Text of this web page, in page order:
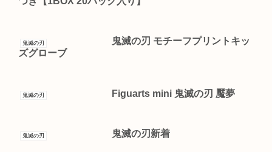
鬼滅の刃
鬼滅の刃 モチーフプリントキッ
ズグローブ
鬼滅の刃 Figuarts mini 鬼滅の刃 魘夢
鬼滅の刃 鬼滅の刃新着